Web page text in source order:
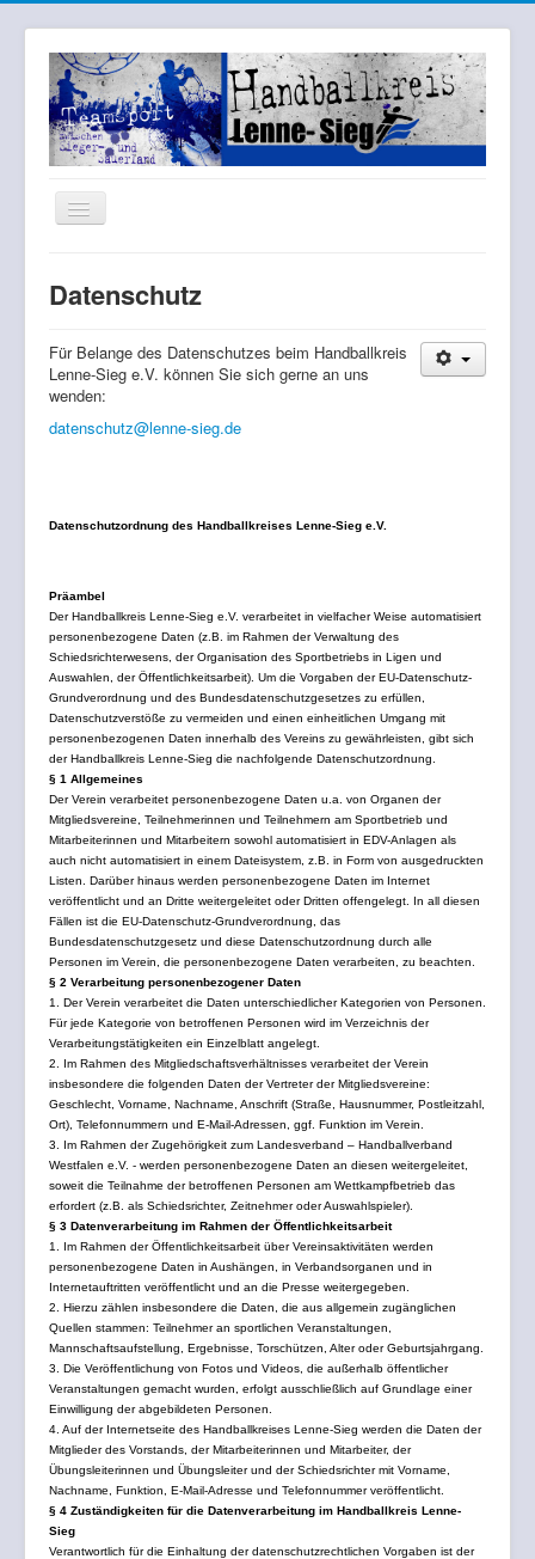
Toggle
Navigation
Aktuelles
Vorstand
Amtliche Mitteilungen
Lehrwesen
Impressum
Datenschutz
Datenschutz
Für Belange des Datenschutzes beim Handballkreis
Lenne-Sieg e.V. können Sie sich gerne an uns
wenden:
datenschutz@lenne-sieg.de
Datenschutzordnung des Handballkreises Lenne-Sieg e.V.
Präambel
Der Handballkreis Lenne-Sieg e.V. verarbeitet in vielfacher Weise automatisiert
personenbezogene Daten (z.B. im Rahmen der Verwaltung des
Schiedsrichterwesens, der Organisation des Sportbetriebs in Ligen und
Auswahlen, der Öffentlichkeitsarbeit). Um die Vorgaben der EU-Datenschutz-
Grundverordnung und des Bundesdatenschutzgesetzes zu erfüllen,
Datenschutzverstöße zu vermeiden und einen einheitlichen Umgang mit
personenbezogenen Daten innerhalb des Vereins zu gewährleisten, gibt sich
der Handballkreis Lenne-Sieg die nachfolgende Datenschutzordnung.
§ 1 Allgemeines
Der Verein verarbeitet personenbezogene Daten u.a. von Organen der
Mitgliedsvereine, Teilnehmerinnen und Teilnehmern am Sportbetrieb und
Mitarbeiterinnen und Mitarbeitern sowohl automatisiert in EDV-Anlagen als
auch nicht automatisiert in einem Dateisystem, z.B. in Form von ausgedruckten
Listen. Darüber hinaus werden personenbezogene Daten im Internet
veröffentlicht und an Dritte weitergeleitet oder Dritten offengelegt. In all diesen
Fällen ist die EU-Datenschutz-Grundverordnung, das
Bundesdatenschutzgesetz und diese Datenschutzordnung durch alle
Personen im Verein, die personenbezogene Daten verarbeiten, zu beachten.
§ 2 Verarbeitung personenbezogener Daten
1. Der Verein verarbeitet die Daten unterschiedlicher Kategorien von Personen.
Für jede Kategorie von betroffenen Personen wird im Verzeichnis der
Verarbeitungstätigkeiten ein Einzelblatt angelegt.
2. Im Rahmen des Mitgliedschaftsverhältnisses verarbeitet der Verein
insbesondere die folgenden Daten der Vertreter der Mitgliedsvereine:
Geschlecht, Vorname, Nachname, Anschrift (Straße, Hausnummer, Postleitzahl,
Ort), Telefonnummern und E-Mail-Adressen, ggf. Funktion im Verein.
3. Im Rahmen der Zugehörigkeit zum Landesverband – Handballverband
Westfalen e.V. - werden personenbezogene Daten an diesen weitergeleitet,
soweit die Teilnahme der betroffenen Personen am Wettkampfbetrieb das
erfordert (z.B. als Schiedsrichter, Zeitnehmer oder Auswahlspieler).
§ 3 Datenverarbeitung im Rahmen der Öffentlichkeitsarbeit
1. Im Rahmen der Öffentlichkeitsarbeit über Vereinsaktivitäten werden
personenbezogene Daten in Aushängen, in Verbandsorganen und in
Internetauftritten veröffentlicht und an die Presse weitergegeben.
2. Hierzu zählen insbesondere die Daten, die aus allgemein zugänglichen
Quellen stammen: Teilnehmer an sportlichen Veranstaltungen,
Mannschaftsaufstellung, Ergebnisse, Torschützen, Alter oder Geburtsjahrgang.
3. Die Veröffentlichung von Fotos und Videos, die außerhalb öffentlicher
Veranstaltungen gemacht wurden, erfolgt ausschließlich auf Grundlage einer
Einwilligung der abgebildeten Personen.
4. Auf der Internetseite des Handballkreises Lenne-Sieg werden die Daten der
Mitglieder des Vorstands, der Mitarbeiterinnen und Mitarbeiter, der
Übungsleiterinnen und Übungsleiter und der Schiedsrichter mit Vorname,
Nachname, Funktion, E-Mail-Adresse und Telefonnummer veröffentlicht.
§ 4 Zuständigkeiten für die Datenverarbeitung im Handballkreis Lenne-
Sieg
Verantwortlich für die Einhaltung der datenschutzrechtlichen Vorgaben ist der